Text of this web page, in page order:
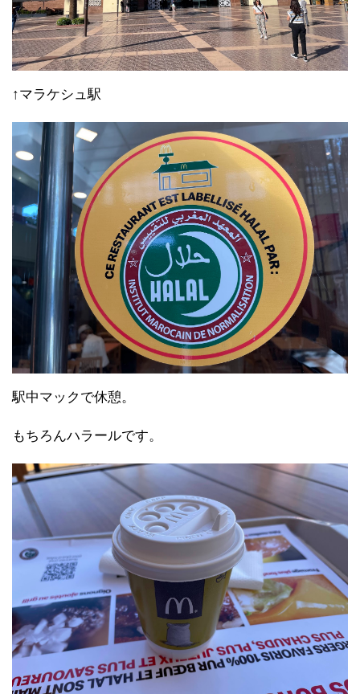
↑マラケシュ駅
駅中マックで休憩。
もちろんハラールです。